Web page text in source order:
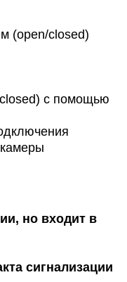
(open/closed)
closed) с помощью
но входит в
сигнализации